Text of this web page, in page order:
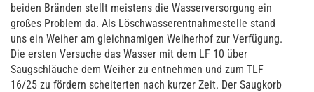
beiden Bränden stellt meistens die Wasserversorgung ein
großes Problem da. Als Löschwasserentnahmestelle stand
uns ein Weiher am gleichnamigen Weiherhof zur Verfügung.
Die ersten Versuche das Wasser mit dem LF 10 über
Saugschläuche dem Weiher zu entnehmen und zum TLF
16/25 zu fördern scheiterten nach kurzer Zeit. Der Saugkorb